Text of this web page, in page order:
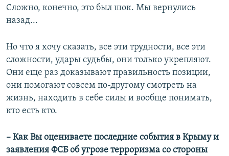
Сложно, конечно, это был шок. Мы вернулись
назад...
Но что я хочу сказать, все эти трудности, все эти
сложности, удары судьбы, они только укрепляют.
Они еще раз доказывают правильность позиции,
они помогают совсем по-другому смотреть на
жизнь, находить в себе силы и вообще понимать,
кто есть кто.
– Как Вы оцениваете последние события в Крыму и
заявления ФСБ об угрозе терроризма со стороны